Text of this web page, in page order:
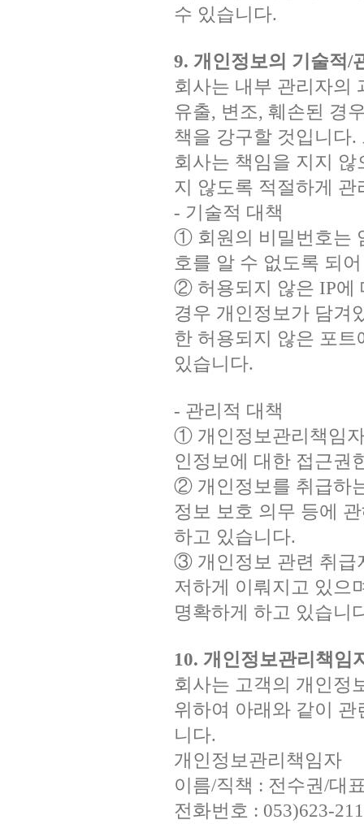
수 있습니다.
9. 개인정보의 기술적/
회사는 내부 관리자의
유출, 변조, 훼손된 경
책을 강구할 것입니다
회사는 책임을 지지
지 않도록 적절하게
- 기술적 대책
① 회원의 비밀번호는
호를 알 수 없도록 되
② 허용되지 않은 IP에
경우 개인정보가 담겨
한 허용되지 않은 포
있습니다.
- 관리적 대책
① 개인정보관리책임
인정보에 대한 접근권
② 개인정보를 취급하
정보 보호 의무 등에
하고 있습니다.
③ 개인정보 관련 취급
저하게 이뤄지고 있으
명확하게 하고 있습니
10. 개인정보관리책임
회사는 고객의 개인정
위하여 아래와 같이
니다.
개인정보관리책임자
이름/직책 : 전수권/대
전화번호 : 053)623-